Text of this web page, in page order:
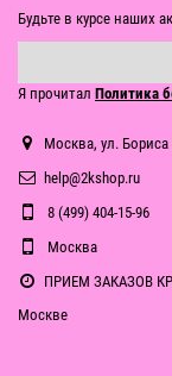
Будьте в курсе наших
Я прочитал Политика
Москва, ул. Бориса
help@2kshop.ru
8 (499) 404-15-96
Москва
ПРИЕМ ЗАКАЗОВ
Москве